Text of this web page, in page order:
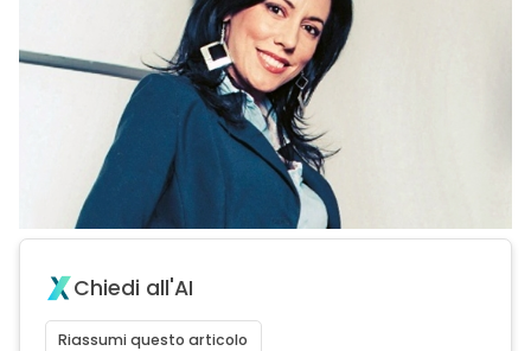
Chiedi all'AI
Riassumi questo articolo